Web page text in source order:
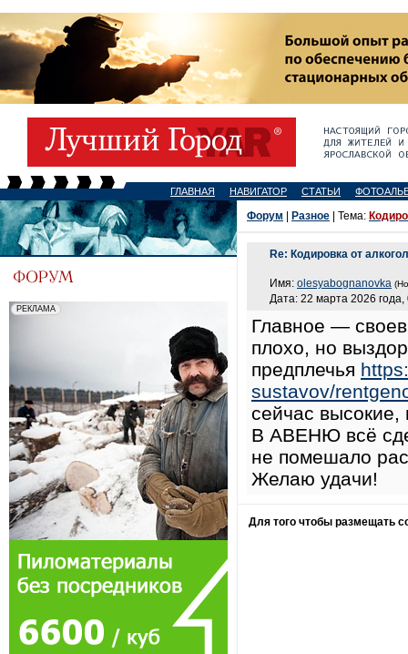
ГЛАВНАЯ НАВИГАТОР СТАТЬИ
Форум Разное | Тема:
Re: Кодировка от
Имя: olesyabognanovka
Дата: 22 марта 2026 года,
Главное —
плохо, но
предплечья
sustavov/
сейчас высокие,
В АВЕНЮ всё
не помешало
Желаю удачи!
Для того чтобы размещать